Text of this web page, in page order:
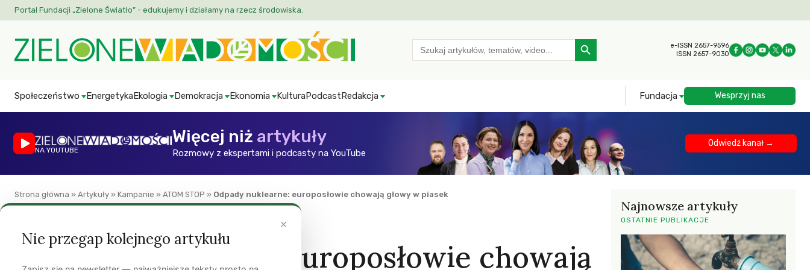
Portal Fundacji „Zielone Światło” - edukujemy i działamy na rzecz środowiska.
Search
for:
Search Button
e-ISSN 2657-9596
ISSN 2657-9030
Społeczeństwo EnergetykaEkologia Demokracja Ekonomia KulturaPodcastRedakcja Fundacja Wesprzyj nas
NA YOUTUBE
Więcej niż artykuły
Rozmowy z ekspertami i podcasty na YouTube
Odwiedź kanał →
Strona główna » Artykuły » Kampanie » ATOM STOP » Odpady nuklearne: europosłowie chowają głowy w piasek
Odpady nuklearne: europosłowie chowają
Najnowsze artykuły
OSTATNIE PUBLIKACJE
×
Nie przegap kolejnego artykułu